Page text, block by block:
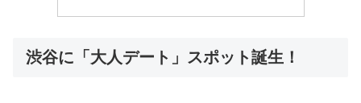
渋谷に「大人デート」スポット誕生！